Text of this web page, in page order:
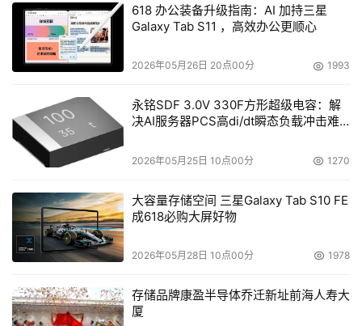
测试实现更好的工作性能。
我们可以做两种测试。一种是从需求强度来测试性能的饱和
盘，包括华为的NVMe盘和英特尔的傲腾SSD和DCPMM
618 办公装备升级指南：AI 加持三星
Galaxy Tab S11 ，高效办公更顺心
2026年05月26日 20点00分 1993
永铭SDF 3.0V 330F方形超级电容：解
决AI服务器PCS高di/dt瞬态负载冲击难
2026年05月25日 10点00分 1270
大容量存储空间 三星Galaxy Tab S10 FE
成618必购大屏好物
2026年05月28日 10点00分 1978
存储品牌康盈半导体乔迁新址前海人寿大
厦